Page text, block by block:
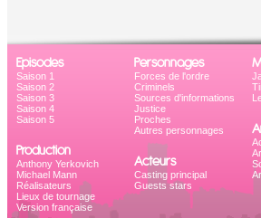
Episodes
Saison 1
Saison 2
Saison 3
Saison 4
Saison 5
Production
Anthony Yerkovich
Michael Mann
Réalisateurs
Lieux de tournage
Version française
Personnages
Forces de l'ordre
Criminels
Sources d'informations
Justice
Proches
Autres personnages
Acteurs
Casting principal
Guests stars